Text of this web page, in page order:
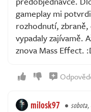
gameplay mi
rozhodnutí,
vypadaly zajívamě.
znova Mass Effect.
milosk97 sobota,